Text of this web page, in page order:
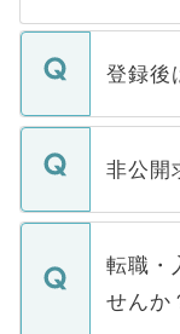
登録後
ご登録
登録内
ます。
いただ
非公開
マイナ
うち約3
けない
下記の
転職・
せんか